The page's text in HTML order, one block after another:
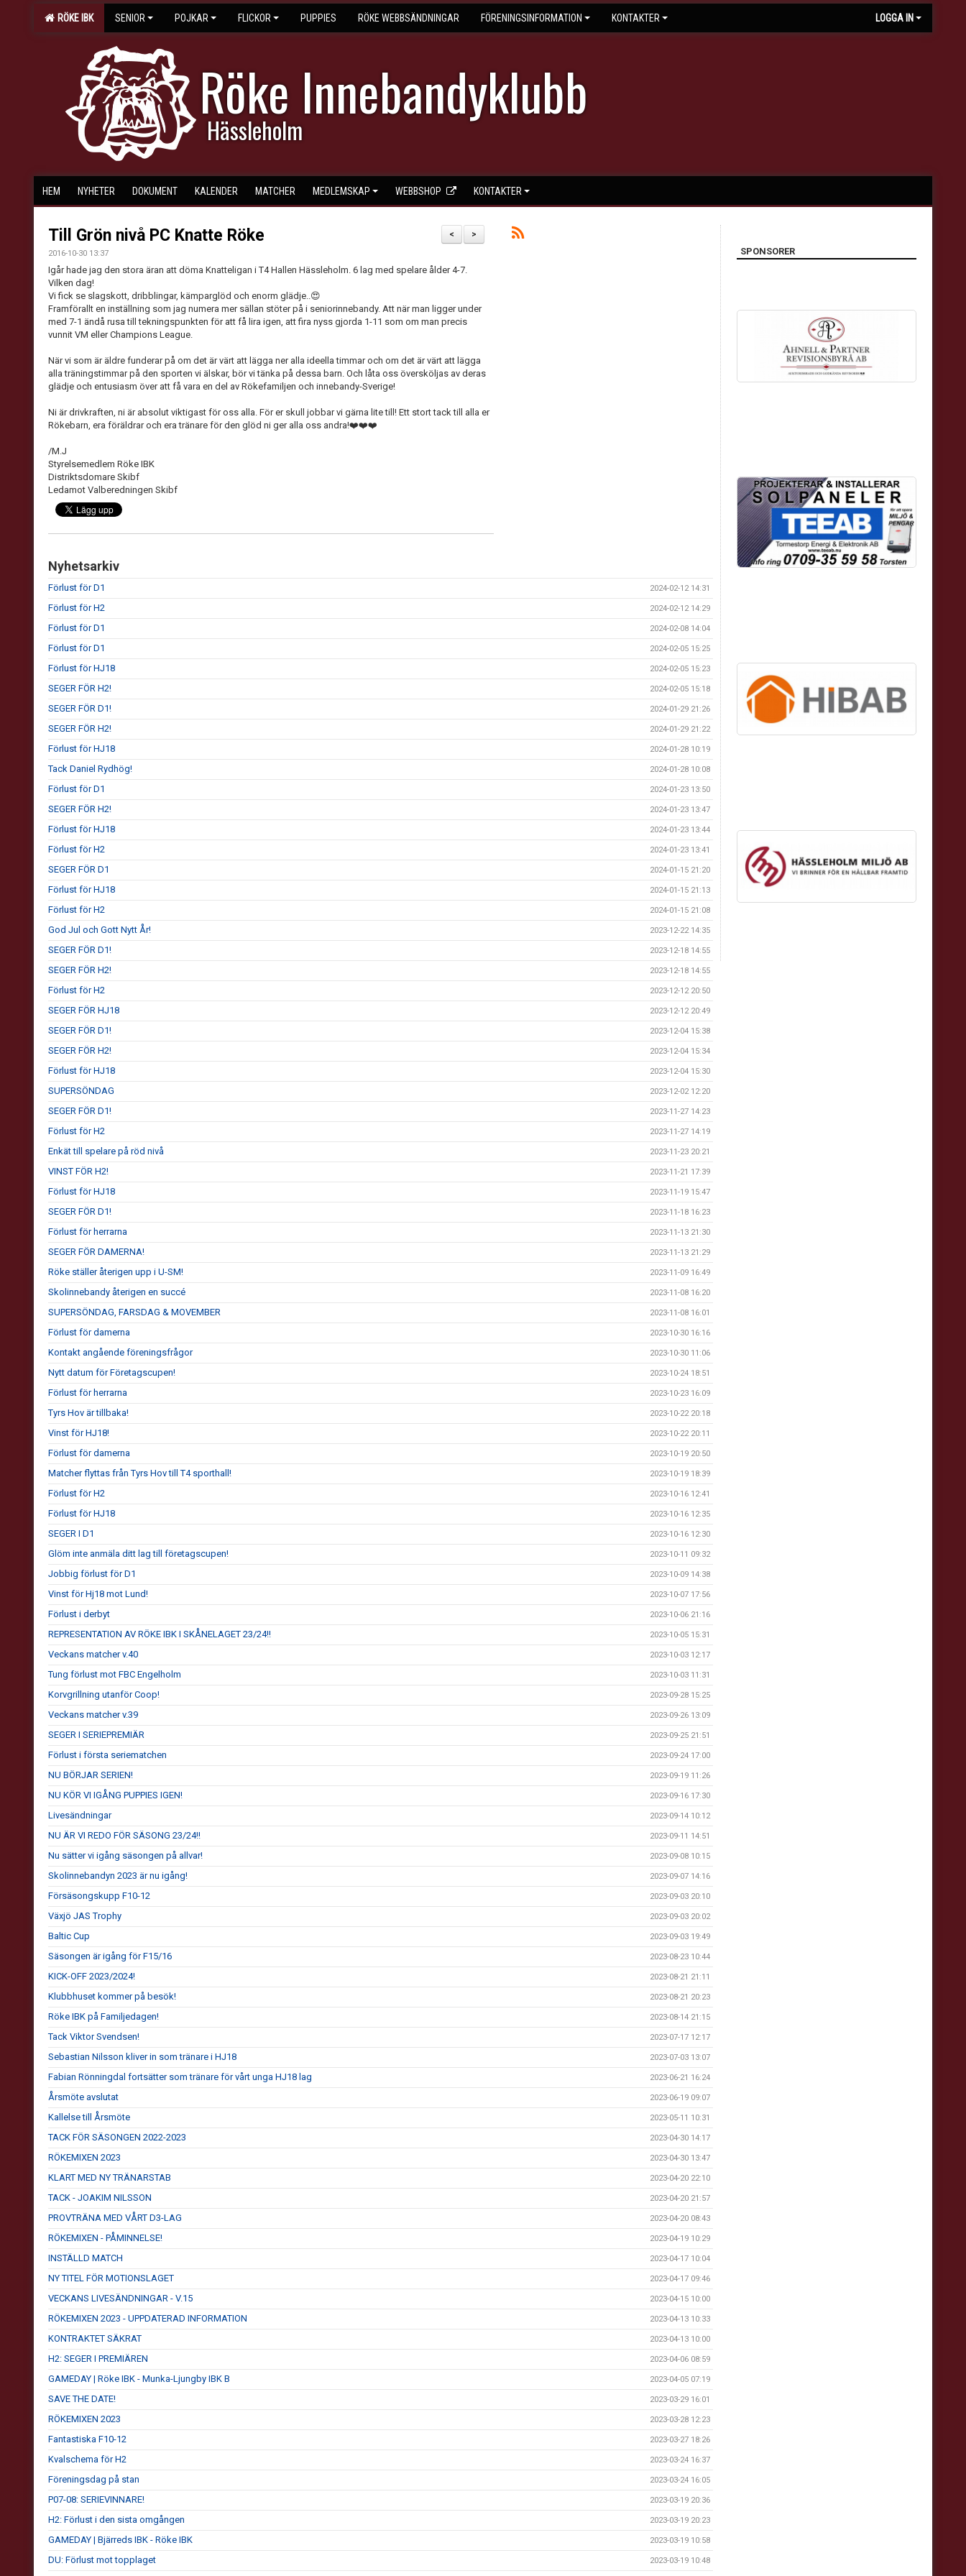
RÖKE IBK SENIOR POJKAR FLICKOR PUPPIES RÖKE WEBBSÄNDNINGAR FÖRENINGSINFORMATION KONTAKTER LOGGA IN
Röke Innebandyklubb
Hässleholm
HEM NYHETER DOKUMENT KALENDER MATCHER MEDLEMSKAP WEBBSHOP KONTAKTER
>
<
Till Grön nivå PC Knatte Röke
2016-10-30 13:37
Igår hade jag den stora äran att döma Knatteligan i T4 Hallen Hässleholm. 6 lag med spelare ålder 4-7.
Vilken dag!
Vi fick se slagskott, dribblingar, kämparglöd och enorm glädje..😍
Framförallt en inställning som jag numera mer sällan stöter på i seniorinnebandy. Att när man ligger under
med 7-1 ändå rusa till tekningspunkten för att få lira igen, att fira nyss gjorda 1-11 som om man precis
vunnit VM eller Champions League.
När vi som är äldre funderar på om det är värt att lägga ner alla ideella timmar och om det är värt att lägga
alla träningstimmar på den sporten vi älskar, bör vi tänka på dessa barn. Och låta oss översköljas av deras
glädje och entusiasm över att få vara en del av Rökefamiljen och innebandy-Sverige!
Ni är drivkraften, ni är absolut viktigast för oss alla. För er skull jobbar vi gärna lite till! Ett stort tack till alla er
Rökebarn, era föräldrar och era tränare för den glöd ni ger alla oss andra!❤️❤️❤️
/M.J
Styrelsemedlem Röke IBK
Distriktsdomare Skibf
Ledamot Valberedningen Skibf
Nyhetsarkiv
Förlust för D1 2024-02-12 14:31
Förlust för H2 2024-02-12 14:29
Förlust för D1 2024-02-08 14:04
Förlust för D1 2024-02-05 15:25
Förlust för HJ18 2024-02-05 15:23
SEGER FÖR H2! 2024-02-05 15:18
SEGER FÖR D1! 2024-01-29 21:26
SEGER FÖR H2! 2024-01-29 21:22
Förlust för HJ18 2024-01-28 10:19
Tack Daniel Rydhög! 2024-01-28 10:08
Förlust för D1 2024-01-23 13:50
SEGER FÖR H2! 2024-01-23 13:47
Förlust för HJ18 2024-01-23 13:44
Förlust för H2 2024-01-23 13:41
SEGER FÖR D1 2024-01-15 21:20
Förlust för HJ18 2024-01-15 21:13
Förlust för H2 2024-01-15 21:08
God Jul och Gott Nytt År! 2023-12-22 14:35
SEGER FÖR D1! 2023-12-18 14:55
SEGER FÖR H2! 2023-12-18 14:55
Förlust för H2 2023-12-12 20:50
SEGER FÖR HJ18 2023-12-12 20:49
SEGER FÖR D1! 2023-12-04 15:38
SEGER FÖR H2! 2023-12-04 15:34
Förlust för HJ18 2023-12-04 15:30
SUPERSÖNDAG 2023-12-02 12:20
SEGER FÖR D1! 2023-11-27 14:23
Förlust för H2 2023-11-27 14:19
Enkät till spelare på röd nivå 2023-11-23 20:21
VINST FÖR H2! 2023-11-21 17:39
Förlust för HJ18 2023-11-19 15:47
SEGER FÖR D1! 2023-11-18 16:23
Förlust för herrarna 2023-11-13 21:30
SEGER FÖR DAMERNA! 2023-11-13 21:29
Röke ställer återigen upp i U-SM! 2023-11-09 16:49
Skolinnebandy återigen en succé 2023-11-08 16:20
SUPERSÖNDAG, FARSDAG & MOVEMBER 2023-11-08 16:01
Förlust för damerna 2023-10-30 16:16
Kontakt angående föreningsfrågor 2023-10-30 11:06
Nytt datum för Företagscupen! 2023-10-24 18:51
Förlust för herrarna 2023-10-23 16:09
Tyrs Hov är tillbaka! 2023-10-22 20:18
Vinst för HJ18! 2023-10-22 20:11
Förlust för damerna 2023-10-19 20:50
Matcher flyttas från Tyrs Hov till T4 sporthall! 2023-10-19 18:39
Förlust för H2 2023-10-16 12:41
Förlust för HJ18 2023-10-16 12:35
SEGER I D1 2023-10-16 12:30
Glöm inte anmäla ditt lag till företagscupen! 2023-10-11 09:32
Jobbig förlust för D1 2023-10-09 14:38
Vinst för Hj18 mot Lund! 2023-10-07 17:56
Förlust i derbyt 2023-10-06 21:16
REPRESENTATION AV RÖKE IBK I SKÅNELAGET 23/24!! 2023-10-05 15:31
Veckans matcher v.40 2023-10-03 12:17
Tung förlust mot FBC Engelholm 2023-10-03 11:31
Korvgrillning utanför Coop! 2023-09-28 15:25
Veckans matcher v.39 2023-09-26 13:09
SEGER I SERIEPREMIÄR 2023-09-25 21:51
Förlust i första seriematchen 2023-09-24 17:00
NU BÖRJAR SERIEN! 2023-09-19 11:26
NU KÖR VI IGÅNG PUPPIES IGEN! 2023-09-16 17:30
Livesändningar 2023-09-14 10:12
NU ÄR VI REDO FÖR SÄSONG 23/24!! 2023-09-11 14:51
Nu sätter vi igång säsongen på allvar! 2023-09-08 10:15
Skolinnebandyn 2023 är nu igång! 2023-09-07 14:16
Försäsongskupp F10-12 2023-09-03 20:10
Växjö JAS Trophy 2023-09-03 20:02
Baltic Cup 2023-09-03 19:49
Säsongen är igång för F15/16 2023-08-23 10:44
KICK-OFF 2023/2024! 2023-08-21 21:11
Klubbhuset kommer på besök! 2023-08-21 20:23
Röke IBK på Familjedagen! 2023-08-14 21:15
Tack Viktor Svendsen! 2023-07-17 12:17
Sebastian Nilsson kliver in som tränare i HJ18 2023-07-03 13:07
Fabian Rönningdal fortsätter som tränare för vårt unga HJ18 lag 2023-06-21 16:24
Årsmöte avslutat 2023-06-19 09:07
Kallelse till Årsmöte 2023-05-11 10:31
TACK FÖR SÄSONGEN 2022-2023 2023-04-30 14:17
RÖKEMIXEN 2023 2023-04-30 13:47
KLART MED NY TRÄNARSTAB 2023-04-20 22:10
TACK - JOAKIM NILSSON 2023-04-20 21:57
PROVTRÄNA MED VÅRT D3-LAG 2023-04-20 08:43
RÖKEMIXEN - PÅMINNELSE! 2023-04-19 10:29
INSTÄLLD MATCH 2023-04-17 10:04
NY TITEL FÖR MOTIONSLAGET 2023-04-17 09:46
VECKANS LIVESÄNDNINGAR - V.15 2023-04-15 10:00
RÖKEMIXEN 2023 - UPPDATERAD INFORMATION 2023-04-13 10:33
KONTRAKTET SÄKRAT 2023-04-13 10:00
H2: SEGER I PREMIÄREN 2023-04-06 08:59
GAMEDAY | Röke IBK - Munka-Ljungby IBK B 2023-04-05 07:19
SAVE THE DATE! 2023-03-29 16:01
RÖKEMIXEN 2023 2023-03-28 12:23
Fantastiska F10-12 2023-03-27 18:26
Kvalschema för H2 2023-03-24 16:37
Föreningsdag på stan 2023-03-24 16:05
P07-08: SERIEVINNARE! 2023-03-19 20:36
H2: Förlust i den sista omgången 2023-03-19 20:23
GAMEDAY | Bjärreds IBK - Röke IBK 2023-03-19 10:58
DU: Förlust mot topplaget 2023-03-19 10:48
SPONSORER